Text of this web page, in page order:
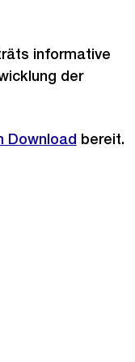
informative
der
Download bereit.